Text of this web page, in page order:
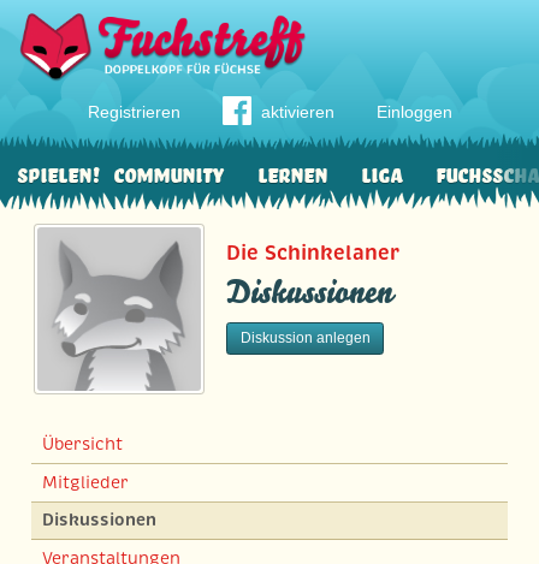
Registrieren aktivieren Einloggen
Community Lernen Liga
Spielen!
Die Schinkelaner
Diskussionen
Diskussion anlegen
Übersicht
Mitglieder
Diskussionen
Veranstaltungen